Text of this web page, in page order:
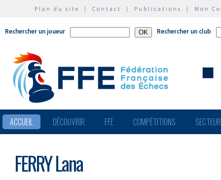
Plan du site | Contact | Publications | Mon
Rechercher un joueur Rechercher un club
ACCUEIL DÉCOUVRIR FFE COMPÉTITIONS
FERRY Lana